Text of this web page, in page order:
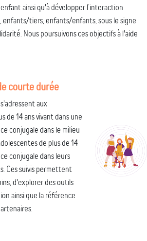
ainsi qu'à développer l’interaction
tiers, enfants/enfants, sous le signe
Nous poursuivons ces objectifs à l'aide
courte durée
aux
de 14 ans vivant dans une
conjugale dans le milieu
de plus de 14
conjugale dans leurs
Ces suivis permettent
d'explorer des outils
ainsi que la référence